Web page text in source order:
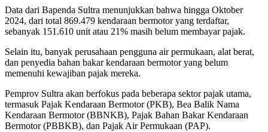
Data dari Bapenda Sultra menunjukkan bahwa hingga Oktober
2024, dari total 869.479 kendaraan bermotor yang terdaftar,
sebanyak 151.610 unit atau 21% masih belum membayar pajak.
Selain itu, banyak perusahaan pengguna air permukaan, alat berat,
dan penyedia bahan bakar kendaraan bermotor yang belum
memenuhi kewajiban pajak mereka.
Pemprov Sultra akan berfokus pada beberapa sektor pajak utama,
termasuk Pajak Kendaraan Bermotor (PKB), Bea Balik Nama
Kendaraan Bermotor (BBNKB), Pajak Bahan Bakar Kendaraan
Bermotor (PBBKB), dan Pajak Air Permukaan (PAP).